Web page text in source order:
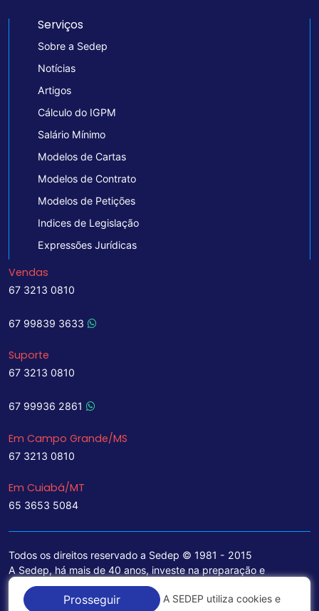
Serviços
Sobre a Sedep
Notícias
Artigos
Cálculo do IGPM
Salário Mínimo
Modelos de Cartas
Modelos de Contrato
Modelos de Petições
Indices de Legislação
Expressões Jurídicas
Vendas
67 3213 0810
67 99839 3633
Suporte
67 3213 0810
67 99936 2861
Em Campo Grande/MS
67 3213 0810
Em Cuiabá/MT
65 3653 5084
Todos os direitos reservado a Sedep © 1981 - 2015
A Sedep, há mais de 40 anos, investe na preparação e
treinamento de funcionários e na aquisição de tecnologia de
ponta para a ampliação de seu portfólio de serviços voltados
Prosseguir A SEDEP utiliza cookies e